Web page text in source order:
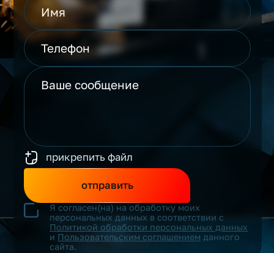
прикрепить файл
отправить
Я согласен(на) на обработку моих
персональных данных в соответствии с
Политикой обработки персональных данных
и Пользовательским соглашением данного
сайта.